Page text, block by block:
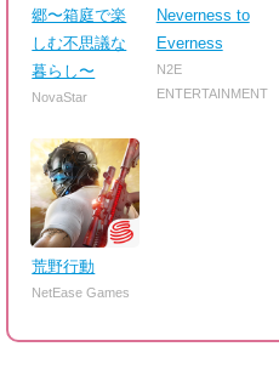
郷〜箱庭で楽
しむ不思議な
暮らし〜
NovaStar
Neverness to
Everness
N2E
ENTERTAINMENT
荒野行動
NetEase Games